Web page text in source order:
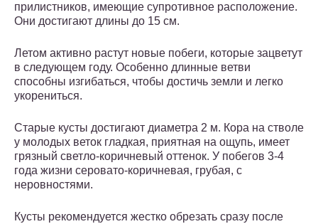
прилистников, имеющие супротивное расположение.
Они достигают длины до 15 см.
Летом активно растут новые побеги, которые зацветут
в следующем году. Особенно длинные ветви
способны изгибаться, чтобы достичь земли и легко
укорениться.
Старые кусты достигают диаметра 2 м. Кора на стволе
у молодых веток гладкая, приятная на ощупь, имеет
грязный светло-коричневый оттенок. У побегов 3-4
года жизни серовато-коричневая, грубая, с
неровностями.
Кусты рекомендуется жестко обрезать сразу после